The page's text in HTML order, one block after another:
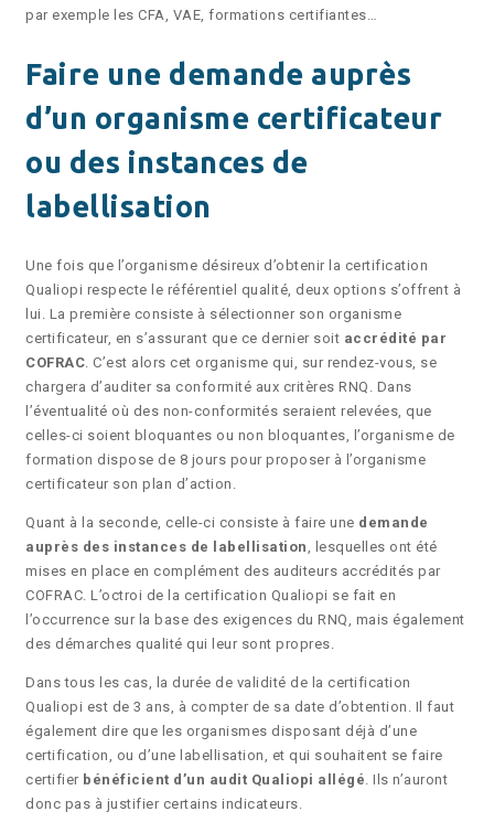
par exemple les CFA, VAE, formations certifiantes…
Faire une demande auprès
d’un organisme certificateur
ou des instances de
labellisation
Une fois que l’organisme désireux d’obtenir la certification
Qualiopi respecte le référentiel qualité, deux options s’offrent à
lui. La première consiste à sélectionner son organisme
certificateur, en s’assurant que ce dernier soit accrédité par
COFRAC . C’est alors cet organisme qui, sur rendez-vous, se
chargera d’auditer sa conformité aux critères RNQ. Dans
l’éventualité où des non-conformités seraient relevées, que
celles-ci soient bloquantes ou non bloquantes, l’organisme de
formation dispose de 8 jours pour proposer à l’organisme
certificateur son plan d’action.
Quant à la seconde, celle-ci consiste à faire une demande
auprès des instances de labellisation , lesquelles ont été
mises en place en complément des auditeurs accrédités par
COFRAC. L’octroi de la certification Qualiopi se fait en
l’occurrence sur la base des exigences du RNQ, mais également
des démarches qualité qui leur sont propres.
Dans tous les cas, la durée de validité de la certification
Qualiopi est de 3 ans, à compter de sa date d’obtention. Il faut
également dire que les organismes disposant déjà d’une
certification, ou d’une labellisation, et qui souhaitent se faire
certifier bénéficient d’un audit Qualiopi allégé . Ils n’auront
donc pas à justifier certains indicateurs.